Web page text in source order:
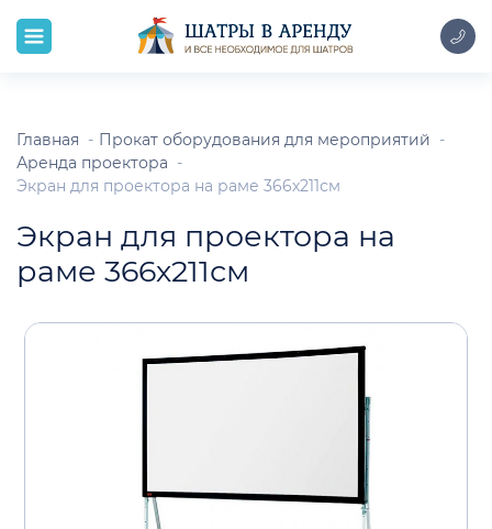
Главная
Прокат оборудования для мероприятий
Аренда проектора
Экран для проектора на раме 366х211см
Экран для проектора на
раме 366х211см